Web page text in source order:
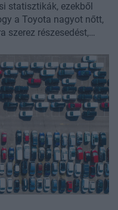
statisztikák, ezekből
a Toyota nagyot nőtt,
szerez részesedést,
a kereslet, már
hibrid Európában.
képest részesedést
elátkozott dízeles
mint tisztán
ismerjük, magas ár,
ezek mellett
hajtásláncok közül.